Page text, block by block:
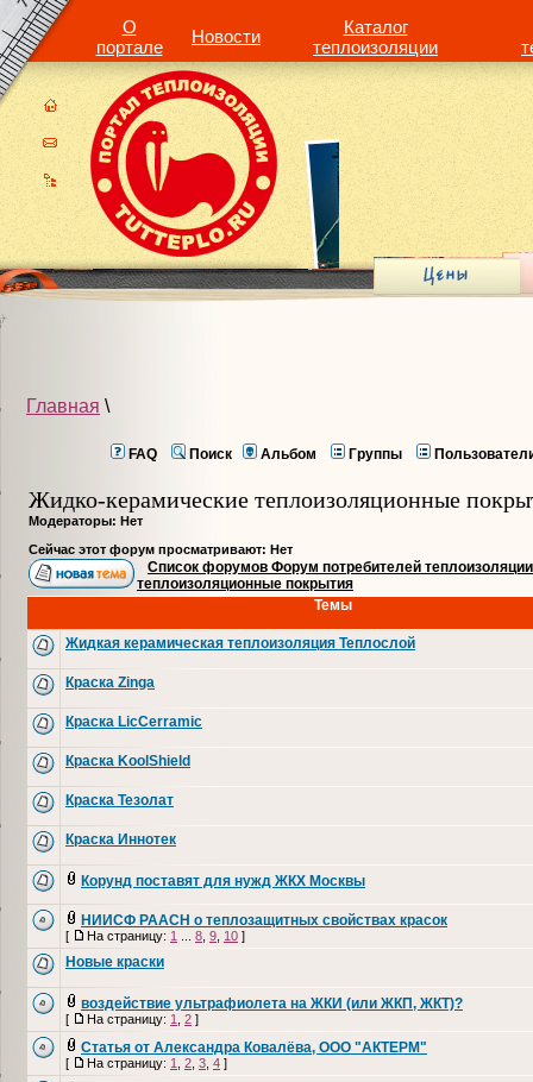
О
портале
Новости
Каталог
теплоизоляции
Главная \
FAQ Поиск Альбом Группы
Жидко-керамические теплоизоляционные
Модераторы: Нет
Сейчас этот форум просматривают: Нет
Список форумов Форум потребителей теплоизоляции
теплоизоляционные покрытия
Темы
Жидкая керамическая теплоизоляция Теплослой
Краска Zinga
Краска LicCerramic
Краска KoolShield
Краска Тезолат
Краска Иннотек
Корунд поставят для нужд ЖКХ Москвы
НИИСФ РААСН о теплозащитных свойствах красок
[ На страницу: 1 8 9 10 ]
Новые краски
воздействие ультрафиолета на ЖКИ (или ЖКП, ЖКТ)?
[ На страницу: 1 2 ]
Статья от Александра Ковалёва, ООО "АКТЕРМ"
[ На страницу: 1 2 3 4 ]